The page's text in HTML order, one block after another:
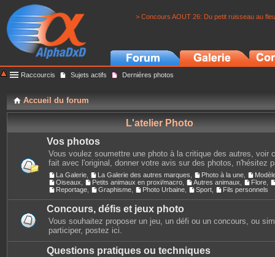
> Concours AOUT 26: Du petit ruisseau au
Raccourcis Sujets actifs Dernières photos
Accueil du forum
L'atelier Photo
Vos photos
Vous voulez soumettre une photo à la critique des autres, voir
fait avec l'original, donner votre avis sur des photos, n'hésitez
La Galerie La Galerie des autres marques Photo à la une
Oiseaux
Petits animaux en proxi/macro Autres animaux Flore
Reportage
Graphisme Photo Urbaine Sport Fils personnels
Concours, défis et jeux photo
Vous souhaitez proposer un jeu, un défi ou un concours, ou
participer, postez ici.
Questions pratiques ou techniques